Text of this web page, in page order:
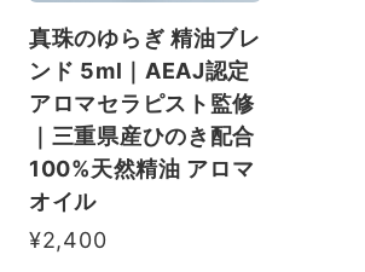
真珠のゆらぎ 精油ブレ
ンド 5ml｜AEAJ認定
アロマセラピスト監修
｜三重県産ひのき配合
100%天然精油 アロマ
オイル
¥2,400